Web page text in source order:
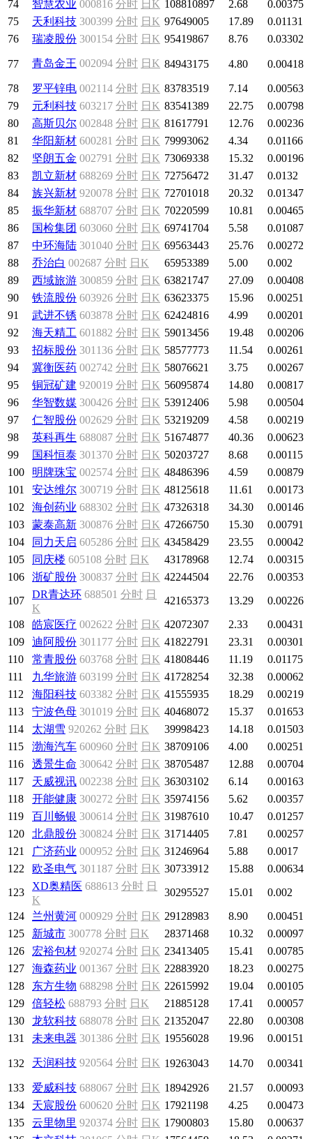
74 智慧农业 000816 分时 日K 108810897 2.68
0.00375
75
天利科技 300399 分时 日K 97649005 17.89
0.01131
76
瑞凌股份 300154 分时 日K 95419867 8.76 0.03302
77 青岛金王 002094 分时 日K 84943175 4.80 0.00418
78 罗平锌电 002114 分时 日K 83783519 7.14
0.00563
79
元利科技 603217 分时 日K 83541389 22.75
0.00798
80
高斯贝尔 002848 分时 日K 81617791 12.76
0.00236
81
华阳新材 600281 分时 日K 79993062 4.34
0.01166
82
坚朗五金 002791 分时 日K 73069338 15.32
0.00196
83
凯立新材 688269 分时 日K 72756472 31.47
0.0132
84
族兴新材 920078 分时 日K 72701018 20.32
0.01347
85
振华新材 688707 分时 日K 70220599 10.81
0.00465
86
国检集团 603060 分时 日K 69741704 5.58
0.01087
87
中环海陆 301040 分时 日K 69563443 25.76
0.00272
88
乔治白 002687 分时 日K 65953389 5.00
0.002
89
西域旅游 300859 分时 日K 63821747 27.09
0.00408
90
铁流股份 603926 分时 日K 63623375 15.96
0.00251
91
武进不锈 603878 分时 日K 62424816 4.99
0.00201
92
海天精工 601882 分时 日K 59013456 19.48
0.00206
93
招标股份 301136 分时 日K 58577773 11.54
0.00261
94
冀衡医药 002742 分时 日K 58076621 3.75
0.00267
95
铜冠矿建 920019 分时 日K 56095874 14.80
0.00817
96
华智数媒 300426 分时 日K 53912406 5.98
0.00504
97
仁智股份 002629 分时 日K 53219209 4.58
0.00219
98
英科再生 688087 分时 日K 51674877 40.36
0.00623
99
国科恒泰 301370 分时 日K 50203727 8.68
0.00115
100
明牌珠宝 002574 分时 日K 48486396 4.59
0.00879
101
安达维尔 300719 分时 日K 48125618 11.61
0.00173
102
海创药业 688302 分时 日K 47326318 34.30
0.00146
103
蒙泰高新 300876 分时 日K 47266750 15.30
0.00791
104
同力天启 605286 分时 日K 43458429 23.55
0.00042
105
同庆楼 605108 分时 日K 43178968 12.74
0.00315
106
浙矿股份 300837 分时 日K 42244504 22.76
0.00353
107
DR青达环 688501 分时 日
K
42165373 13.29
0.00226
108
皓宸医疗 002622 分时 日K 42072307 2.33
0.00431
109
迪阿股份 301177 分时 日K 41822791 23.31
0.00301
110
常青股份 603768 分时 日K 41808446 11.19
0.01175
111
九华旅游 603199 分时 日K 41728254 32.38
0.00062
112
海阳科技 603382 分时 日K 41555935 18.29
0.00219
113
宁波色母 301019 分时 日K 40468072 15.37
0.01653
114
太湖雪 920262 分时 日K 39998423 14.18
0.01503
115
渤海汽车 600960 分时 日K 38709106 4.00
0.00251
116
透景生命 300642 分时 日K 38705487 12.88
0.00704
117
天威视讯 002238 分时 日K 36303102 6.14
0.00163
118
开能健康 300272 分时 日K 35974156 5.62
0.00357
119
百川畅银 300614 分时 日K 31987610 10.47
0.01257
120
北鼎股份 300824 分时 日K 31714405 7.81
0.00257
121
广济药业 000952 分时 日K 31246964 5.88
0.0017
122
欧圣电气 301187 分时 日K 30733912 15.88
0.00634
123
XD奥精医 688613 分时 日
K
30295527 15.01
0.002
124
兰州黄河 000929 分时 日K 29128983 8.90
0.00451
125
新城市 300778 分时 日K 28371468 10.32
0.00097
126
宏裕包材 920274 分时 日K 23413405 15.41
0.00785
127
海森药业 001367 分时 日K 22883920 18.23
0.00275
128
东方生物 688298 分时 日K 22615992 19.04
0.00105
129
倍轻松 688793 分时 日K 21885128 17.41
0.00057
130
龙软科技 688078 分时 日K 21352047 22.80
0.00308
131
未来电器 301386 分时 日K 19556028 19.96 0.00151
132 天润科技 920564 分时 日K 19263043 14.70 0.00341
133 爱威科技 688067 分时 日K 18942926 21.57
0.00093
134
天宸股份 600620 分时 日K 17921198 4.25
0.00473
135
云里物里 920374 分时 日K 17900803 15.80
0.00637